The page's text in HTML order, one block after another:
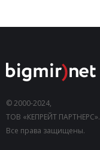
© 2000-2024,
ТОВ «КЕПРЕЙТ ПАРТНЕРС».
Все права защищены.